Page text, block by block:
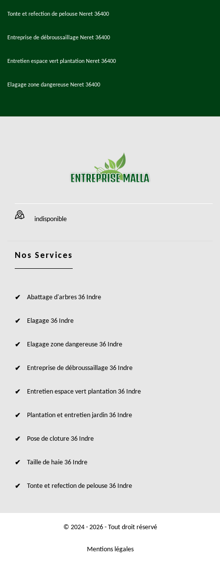
Tonte et refection de pelouse Neret 36400
Entreprise de débroussaillage Neret 36400
Entretien espace vert plantation Neret 36400
Elagage zone dangereuse Neret 36400
indisponible
Nos Services
Abattage d'arbres 36 Indre
Elagage 36 Indre
Elagage zone dangereuse 36 Indre
Entreprise de débroussaillage 36 Indre
Entretien espace vert plantation 36 Indre
Plantation et entretien jardin 36 Indre
Pose de cloture 36 Indre
Taille de haie 36 Indre
Tonte et refection de pelouse 36 Indre
© 2024 - 2026 - Tout droit réservé
Mentions légales